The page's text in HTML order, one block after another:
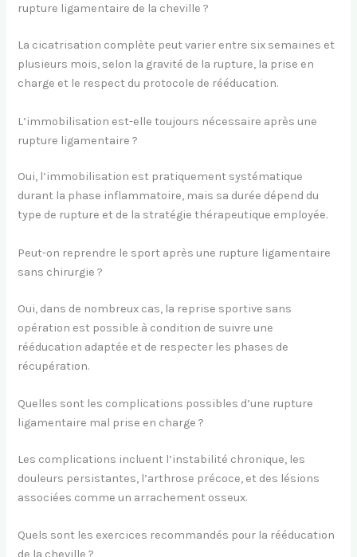
rupture ligamentaire de la cheville ?
La cicatrisation complète peut varier entre six semaines et
plusieurs mois, selon la gravité de la rupture, la prise en
charge et le respect du protocole de rééducation.
L’immobilisation est-elle toujours nécessaire après une
rupture ligamentaire ?
Oui, l’immobilisation est pratiquement systématique
durant la phase inflammatoire, mais sa durée dépend du
type de rupture et de la stratégie thérapeutique employée.
Peut-on reprendre le sport après une rupture ligamentaire
sans chirurgie ?
Oui, dans de nombreux cas, la reprise sportive sans
opération est possible à condition de suivre une
rééducation adaptée et de respecter les phases de
récupération.
Quelles sont les complications possibles d’une rupture
ligamentaire mal prise en charge ?
Les complications incluent l’instabilité chronique, les
douleurs persistantes, l’arthrose précoce, et des lésions
associées comme un arrachement osseux.
Quels sont les exercices recommandés pour la rééducation